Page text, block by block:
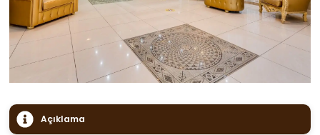
Açıklama